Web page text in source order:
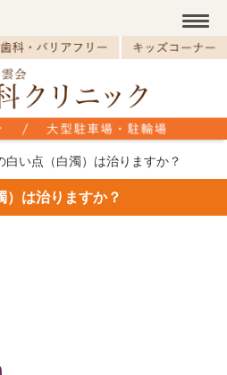
白い点（白濁）は治りますか？
）は治りますか？